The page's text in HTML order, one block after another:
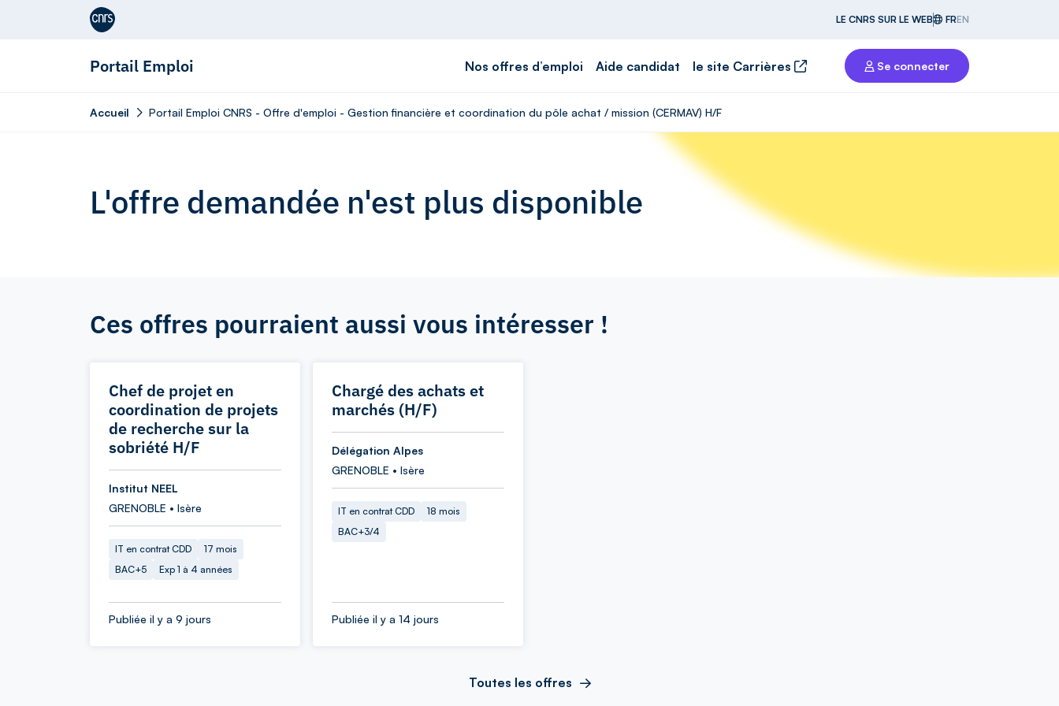
Aller au contenu
LE CNRS SUR LE WEB FREN
Portail Emploi Nos offres d’emploi Aide candidat le site Carrières Se connecter
Accueil Portail Emploi CNRS - Offre d'emploi - Gestion financière et coordination du pôle achat / mission (CERMAV) H/F
L'offre demandée n'est plus disponible
Ces offres pourraient aussi vous intéresser !
Chef de projet en
coordination de projets
de recherche sur la
sobriété H/F
Institut NEEL
GRENOBLE • Isère
IT en contrat CDD
17 mois
BAC+5
Exp 1 à 4 années
Publiée il y a 9 jours
Chargé des achats et
marchés (H/F)
Délégation Alpes
GRENOBLE • Isère
IT en contrat CDD
18 mois
BAC+3/4
Publiée il y a 14 jours
Toutes les offres